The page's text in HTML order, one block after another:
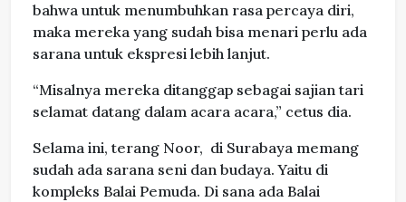
bahwa untuk menumbuhkan rasa percaya diri,
maka mereka yang sudah bisa menari perlu ada
sarana untuk ekspresi lebih lanjut.
“Misalnya mereka ditanggap sebagai sajian tari
selamat datang dalam acara acara,” cetus dia.
Selama ini, terang Noor, di Surabaya memang
sudah ada sarana seni dan budaya. Yaitu di
kompleks Balai Pemuda. Di sana ada Balai